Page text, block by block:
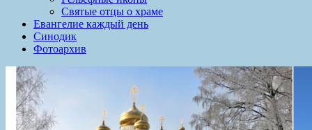
Святые отцы о храме
Евангелие каждый день
Синодик
Фотоархив